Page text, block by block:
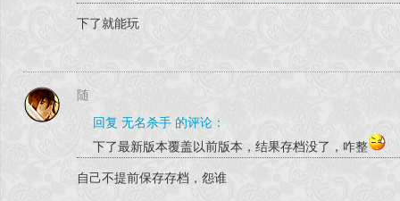
下了就能玩
随
回复 无名杀手 的评论：
下了最新版本覆盖以前版本，结果存档没了，咋整
自己不提前保存存档，怨谁